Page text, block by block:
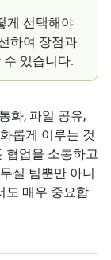
게 선택해야
하여 장점과
있습니다.
화, 파일 공유,
롭게 이루는 것
협업을 소통하고
실 팀뿐만 아니
도 매우 중요합